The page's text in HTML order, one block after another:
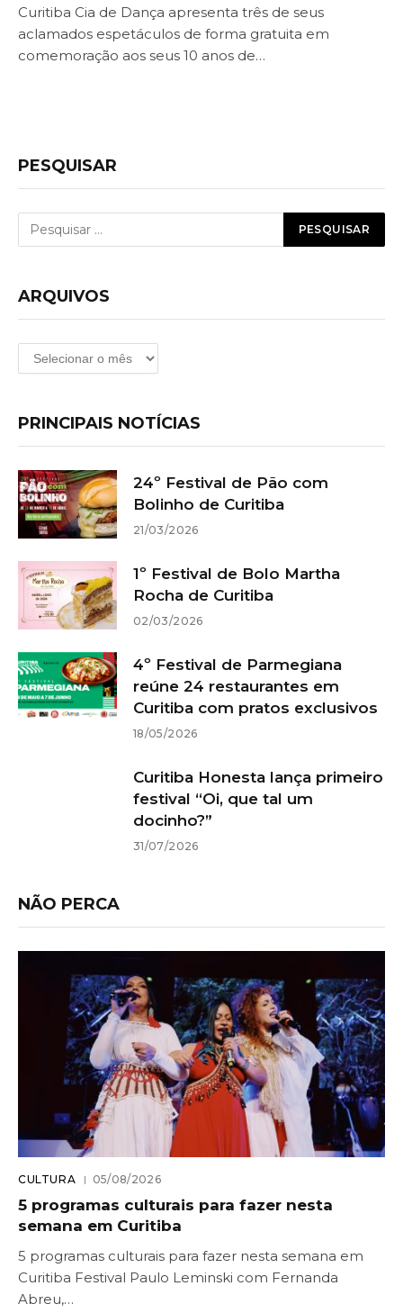
Curitiba Cia de Dança apresenta três de seus
aclamados espetáculos de forma gratuita em
comemoração aos seus 10 anos de…
PESQUISAR
ARQUIVOS
Arquivos
PRINCIPAIS NOTÍCIAS
24º Festival de Pão com
Bolinho de Curitiba
21/03/2026
1º Festival de Bolo Martha
Rocha de Curitiba
02/03/2026
4º Festival de Parmegiana
reúne 24 restaurantes em
Curitiba com pratos exclusivos
18/05/2026
Curitiba Honesta lança primeiro
festival “Oi, que tal um
docinho?”
31/07/2026
NÃO PERCA
CULTURA 05/08/2026
5 programas culturais para fazer nesta
semana em Curitiba
5 programas culturais para fazer nesta semana em
Curitiba Festival Paulo Leminski com Fernanda
Abreu,…